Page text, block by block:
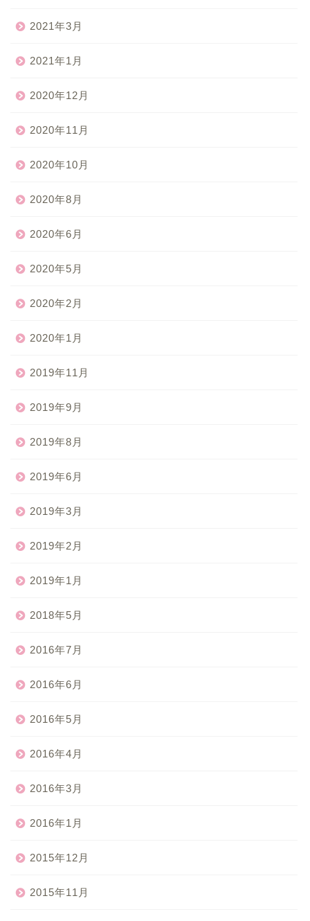
2021年3月
2021年1月
2020年12月
2020年11月
2020年10月
2020年8月
2020年6月
2020年5月
2020年2月
2020年1月
2019年11月
2019年9月
2019年8月
2019年6月
2019年3月
2019年2月
2019年1月
2018年5月
2016年7月
2016年6月
2016年5月
2016年4月
2016年3月
2016年1月
2015年12月
2015年11月